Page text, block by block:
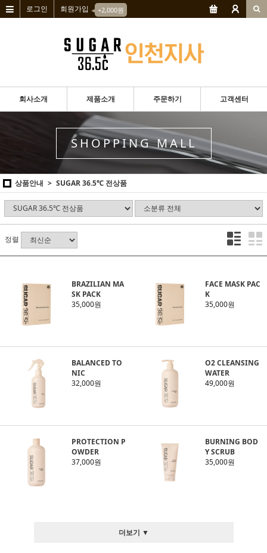
로그인 회원가입 ◀ +2,000원
회사소개 제품소개 주문하기 고객센터
SHOPPING MALL
상품안내 SUGAR 36.5℃ 전상품
정렬
BRAZILIAN MA
SK PACK
35,000원
FACE MASK PAC
K
35,000원
BALANCED TO
NIC
32,000원
O2 CLEANSING
WATER
49,000원
PROTECTION P
OWDER
37,000원
BURNING BOD
Y SCRUB
35,000원
더보기 ▼